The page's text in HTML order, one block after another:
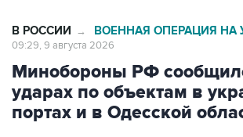
В РОССИИ → ВОЕННАЯ ОПЕРАЦИЯ НА
09:29, 9 августа 2026
Минобороны РФ
ударах по объектам в
портах и в Одесской